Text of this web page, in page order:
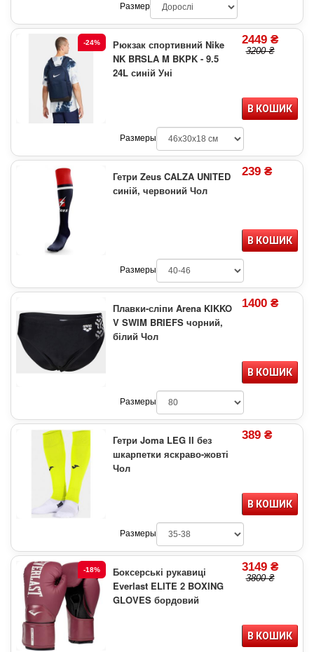
Размер
-24%
Рюкзак спортивний Nike
NK BRSLA M BKPK - 9.5
24L синій Уні
2449 ₴
3200 ₴
В КОШИК
Размеры
Гетри Zeus CALZA UNITED
синій, червоний Чол
239 ₴
В КОШИК
Размеры
Плавки-сліпи Arena KIKKO
V SWIM BRIEFS чорний,
білий Чол
1400 ₴
В КОШИК
Размеры
Гетри Joma LEG II без
шкарпетки яскраво-жовті
Чол
389 ₴
В КОШИК
Размеры
-18%
Боксерські рукавиці
Everlast ELITE 2 BOXING
GLOVES бордовий
3149 ₴
3800 ₴
В КОШИК